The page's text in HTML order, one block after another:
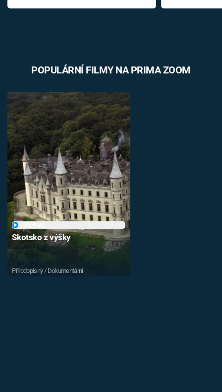
POPULÁRNÍ FILMY NA PRIMA ZOOM
Skotsko z výšky
Přírodopisný / Dokumentární